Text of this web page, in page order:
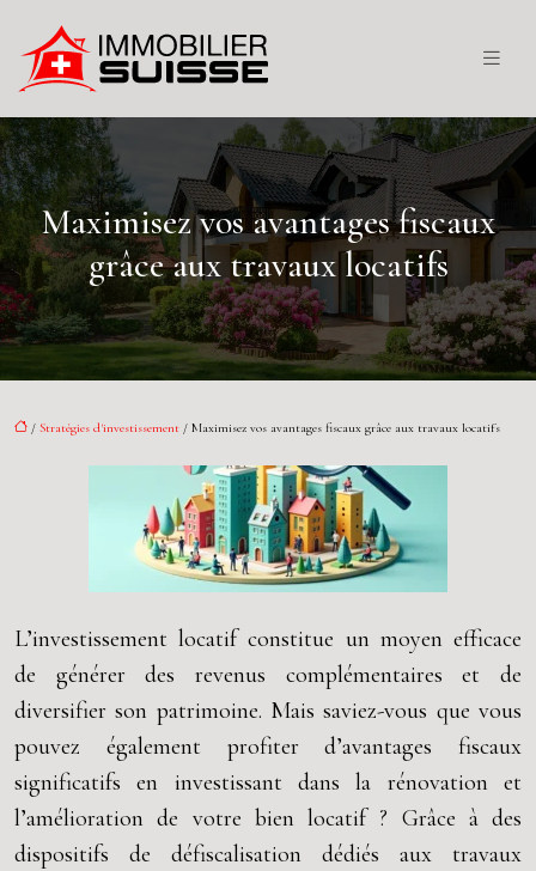
Maximisez vos avantages fiscaux
grâce aux travaux locatifs
/ Stratégies d'investissement / Maximisez vos avantages fiscaux grâce aux travaux locatifs
L’investissement locatif constitue un moyen efficace
de générer des revenus complémentaires et de
diversifier son patrimoine. Mais saviez-vous que vous
pouvez également profiter d’avantages fiscaux
significatifs en investissant dans la rénovation et
l’amélioration de votre bien locatif ? Grâce à des
dispositifs de défiscalisation dédiés aux travaux